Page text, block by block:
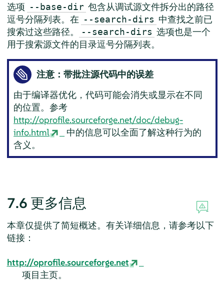
选项 --base-dir 包含从调试源文件拆分出的路径
逗号分隔列表。在 --search-dirs 中查找之前已
搜索过这些路径。
--search-dirs 选项也是一个
用于搜索源文件的目录逗号分隔列表。
注意：带批注源代码中的误差
由于编译器优化，代码可能会消失或显示在不同
的位置。参考
http://oprofile.sourceforge.net/doc/debug-
info.html
中的信息可以全面了解这种行为的
含义。
7.6 更多信息
本章仅提供了简短概述。有关详细信息，请参考以下
链接：
http://oprofile.sourceforge.net
项目主页。